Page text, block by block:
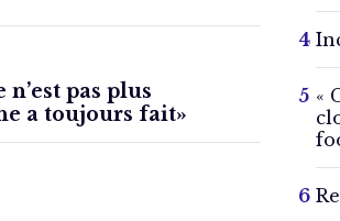
pas plus
a toujours fait»
«